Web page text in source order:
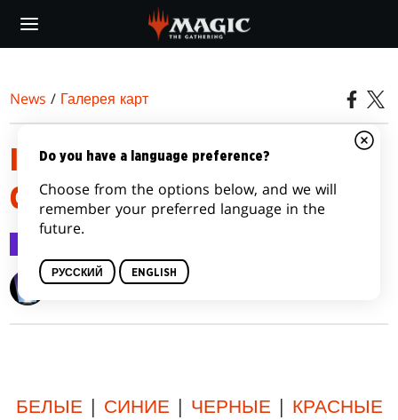
main
News / Галерея карт
INNISTRAD: CRIMSON VOW
CARD IMAGE GALLERY
Wizards of the Coast
БЕЛЫЕ| СИНИЕ| ЧЕРНЫЕ| КРАСНЫЕ
Do you have a language preference?
Choose from the options below, and we will
remember your preferred language in the
future.
РУССКИЙ ENGLISH